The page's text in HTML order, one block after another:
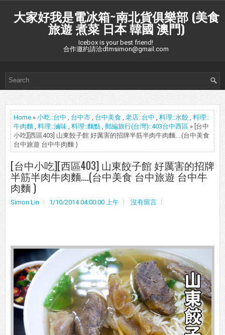
大家好我是電冰箱~南北貨俱樂部 (美食
旅遊 煮菜 日本 韓國 澳門)
Icebox is your best friend!
合作邀約請洽dtmsimon@gmail.com
Home » 小吃::台中 , 台中市 , 台中美食 , 老店::台中 , 料理::水餃 , 料理::
牛肉麵 , 料理::滷味 , 料理::麵點 , 郵編旅行(台灣)::403台中西區 » [台中
小吃][西區403] 山東餃子館 好厲害的招牌半筋半肉牛肉麵....(台中美食
台中旅遊 台中牛肉麵 )
[台中小吃][西區403] 山東餃子館 好厲害的招牌
半筋半肉牛肉麵....(台中美食 台中旅遊 台中牛
肉麵 )
Simon Lin 1/10/2014 04:00:00 上午 沒有留言